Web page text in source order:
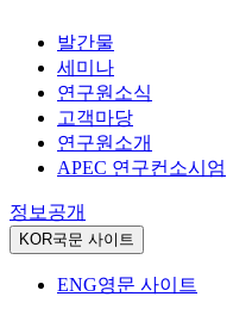
발간물
세미나
연구원소식
고객마당
연구원소개
APEC 연구컨소시엄
정보공개
KOR국문 사이트
ENG영문 사이트